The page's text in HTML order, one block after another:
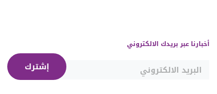
أخبارنا عبر بريدك الالكتروني
إشترك